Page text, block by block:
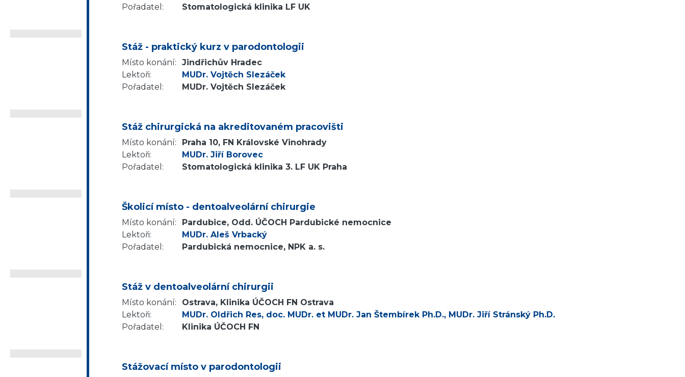
Pořadatel:
Stomatologická klinika LF UK
Stáž - praktický kurz v parodontologii
Místo konání:
Jindřichův Hradec
Lektoři:
MUDr. Vojtěch Slezáček
Pořadatel:
MUDr. Vojtěch Slezáček
Stáž chirurgická na akreditovaném pracovišti
Místo konání:
Praha 10, FN Královské Vinohrady
Lektoři:
MUDr. Jiří Borovec
Pořadatel:
Stomatologická klinika 3. LF UK Praha
Školicí místo - dentoalveolární chirurgie
Místo konání:
Pardubice, Odd. ÚČOCH Pardubické nemocnice
Lektoři:
MUDr. Aleš Vrbacký
Pořadatel:
Pardubická nemocnice, NPK a. s.
Stáž v dentoalveolární chirurgii
Místo konání:
Ostrava, Klinika ÚČOCH FN Ostrava
Lektoři:
MUDr. Oldřich Res, doc. MUDr. et MUDr. Jan Štembírek Ph.D., MUDr. Jiří Stránský Ph.D.
Pořadatel:
Klinika ÚČOCH FN
Stážovací místo v parodontologii